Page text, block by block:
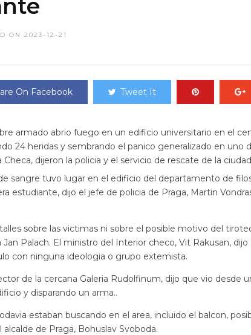
ON 2023-12-21
On Facebook Tweet It
armado abrio fuego en un edificio universitario en el
24 heridas y sembrando el panico generalizado en
dijeron la policia y el servicio de rescate de la
sangre tuvo lugar en el edificio del departamento de
estudiante, dijo el jefe de policia de Praga, Martin
sobre las victimas ni sobre el posible motivo del
Jan Palach. El ministro del Interior checo, Vit Rakusan,
con ninguna ideologia o grupo extemista.
de la cercana Galeria Rudolfinum, dijo que vio desde
y disparando un arma..
estaban buscando en el area, incluido el balcon,
de Praga, Bohuslav Svoboda.